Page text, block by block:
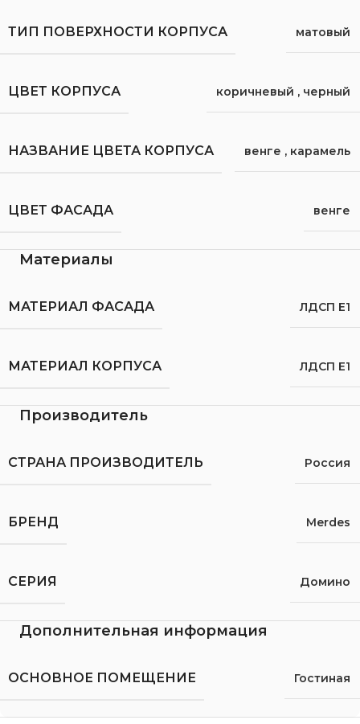
ТИП ПОВЕРХНОСТИ КОРПУСА матовый
ЦВЕТ КОРПУСА коричневый , черный
НАЗВАНИЕ ЦВЕТА КОРПУСА венге , карамель
ЦВЕТ ФАСАДА венге
Материалы
МАТЕРИАЛ ФАСАДА ЛДСП Е1
МАТЕРИАЛ КОРПУСА ЛДСП Е1
Производитель
СТРАНА ПРОИЗВОДИТЕЛЬ Россия
БРЕНД Merdes
СЕРИЯ Домино
Дополнительная информация
ОСНОВНОЕ ПОМЕЩЕНИЕ Гостиная